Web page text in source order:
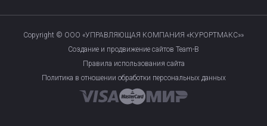
Copyright © ООО «УПРАВЛЯЮЩАЯ КОМПАНИЯ «КУРОРТМАКС»»
Создание и продвижение сайтов Team-B
Правила использования сайта
Политика в отношении обработки персональных данных